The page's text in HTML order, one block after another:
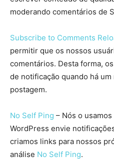
moderando comentários de
Subscribe to Comments
permitir que os nossos
comentários. Desta forma,
de notificação quando há
postagem.
No Self Ping – Nós o
WordPress envie
criamos links para nossos
análise No Self Ping.